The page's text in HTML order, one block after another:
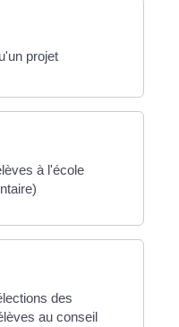
projet
à l'école
des
au conseil